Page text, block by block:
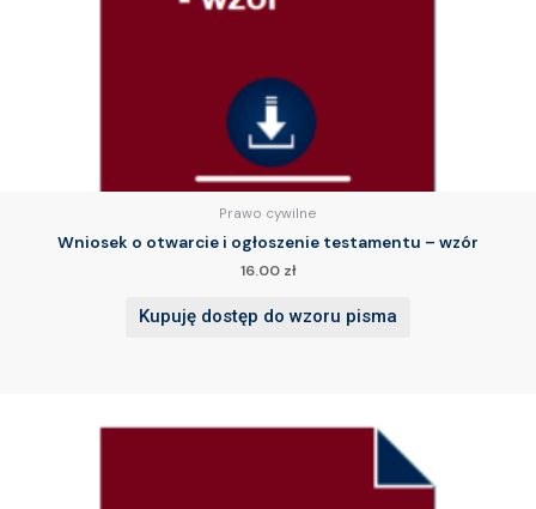
Prawo cywilne
Wniosek o otwarcie i ogłoszenie testamentu – wzór
16.00 zł
Kupuję dostęp do wzoru pisma